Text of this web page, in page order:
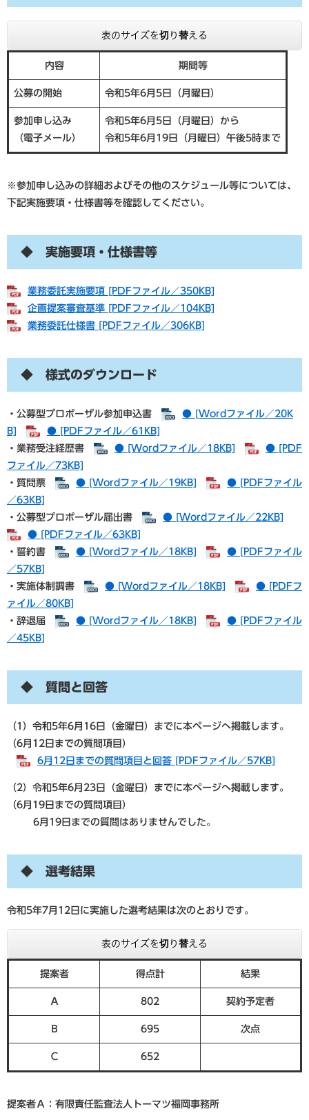
表のサイズを切り替える
内容 期間等
公募の開始 令和5年6月5日（月曜日）
参加申し込み
（電子メール）
令和5年6月5日（月曜日）から
令和5年6月19日（月曜日）午後5時まで
※参加申し込みの詳細およびその他のスケジュール等については、
下記実施要項・仕様書等を確認してください。
◆ 実施要項・仕様書等
業務委託実施要項 [PDFファイル／350KB]
企画提案審査基準 [PDFファイル／104KB]
業務委託仕様書 [PDFファイル／306KB]
◆ 様式のダウンロード
・公募型プロポーザル参加申込書
● [Wordファイル／20K
B]
● [PDFファイル／61KB]
・業務受注経歴書
● [Wordファイル／18KB]
● [PDF
ファイル／73KB]
・質問票
● [Wordファイル／19KB]
● [PDFファイル
／63KB]
・公募型プロポーザル届出書
● [Wordファイル／22KB]
● [PDFファイル／63KB]
・誓約書
● [Wordファイル／18KB]
● [PDFファイル
／57KB]
・実施体制調書
● [Wordファイル／18KB]
● [PDFフ
ァイル／80KB]
・辞退届
● [Wordファイル／18KB]
● [PDFファイル
／45KB]
◆ 質問と回答
（1）令和5年6月16日（金曜日）までに本ページへ掲載します。
（6月12日までの質問項目）
6月12日までの質問項目と回答 [PDFファイル／57KB]
（2）令和5年6月23日（金曜日）までに本ページへ掲載します。
（6月19日までの質問項目）
6月19日までの質問はありませんでした。
◆ 選考結果
令和5年7月12日に実施した選考結果は次のとおりです。
表のサイズを切り替える
提案者 得点計 結果
Ａ 802 契約予定者
Ｂ 695 次点
Ｃ 652
提案者Ａ：有限責任監査法人トーマツ福岡事務所